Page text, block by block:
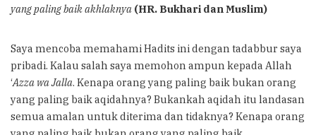
yang paling baik akhlaknya (HR. Bukhari dan Muslim)
Saya mencoba memahami Hadits ini dengan tadabbur saya
pribadi. Kalau salah saya memohon ampun kepada Allah
‘Azza wa Jalla. Kenapa orang yang paling baik bukan orang
yang paling baik aqidahnya? Bukankah aqidah itu landasan
semua amalan untuk diterima dan tidaknya? Kenapa orang